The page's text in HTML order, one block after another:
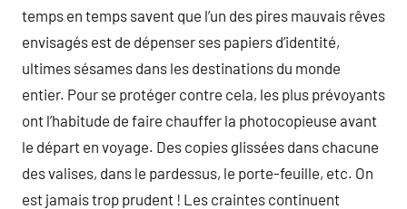
temps en temps savent que l’un des pires mauvais rêves
envisagés est de dépenser ses papiers d’identité,
ultimes sésames dans les destinations du monde
entier. Pour se protéger contre cela, les plus prévoyants
ont l’habitude de faire chauffer la photocopieuse avant
le départ en voyage. Des copies glissées dans chacune
des valises, dans le pardessus, le porte-feuille, etc. On
est jamais trop prudent ! Les craintes continuent